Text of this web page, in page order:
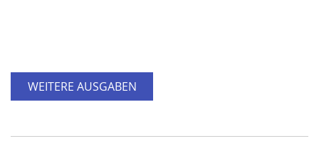
WEITERE AUSGABEN